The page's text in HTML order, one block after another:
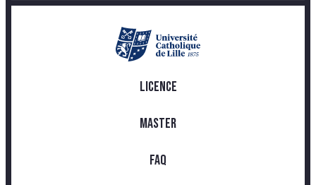
LICENCE
MASTER
FAQ